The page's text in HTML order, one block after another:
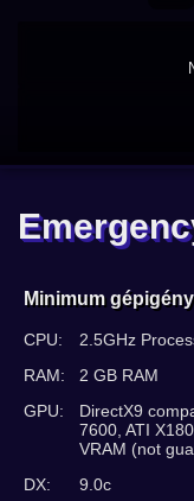
Minimum
CPU:
2.5GHz
RAM:
2 GB RAM
GPU:
DirectX9
7600, ATI
VRAM (not
DX:
9.0c